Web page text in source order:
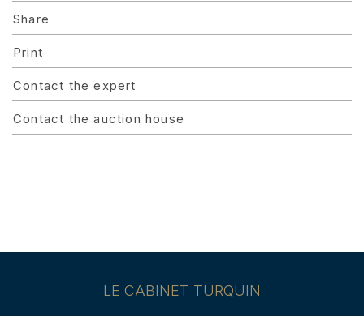
Share
Print
Contact the expert
Contact the auction house
LE CABINET TURQUIN